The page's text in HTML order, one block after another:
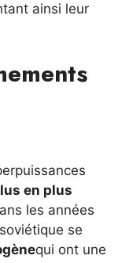
ainsi leur
en plus
les années
se
qui ont une